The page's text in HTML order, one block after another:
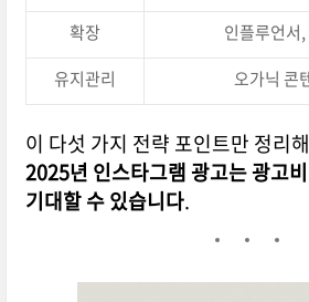
확장
인플루언서
유지관리
오가닉 콘
이 다섯 가지 전략 포인트만 정리
2025년 인스타그램 광고는 광고
기대할 수 있습니다.